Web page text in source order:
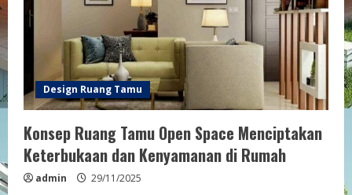
Design Ruang Tamu
Konsep Ruang Tamu Open Space Menciptakan
Keterbukaan dan Kenyamanan di Rumah
admin 29/11/2025